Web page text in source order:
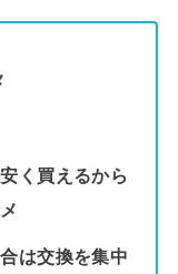
く買えるから
は交換を集中